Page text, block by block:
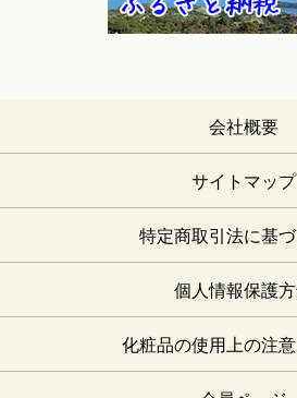
会社概要
サイトマップ
特定商取引法に基
個人情報保護
化粧品の使用上の注